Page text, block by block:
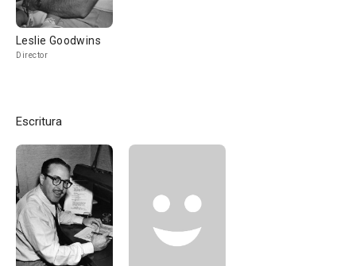
Leslie Goodwins
Director
Escritura